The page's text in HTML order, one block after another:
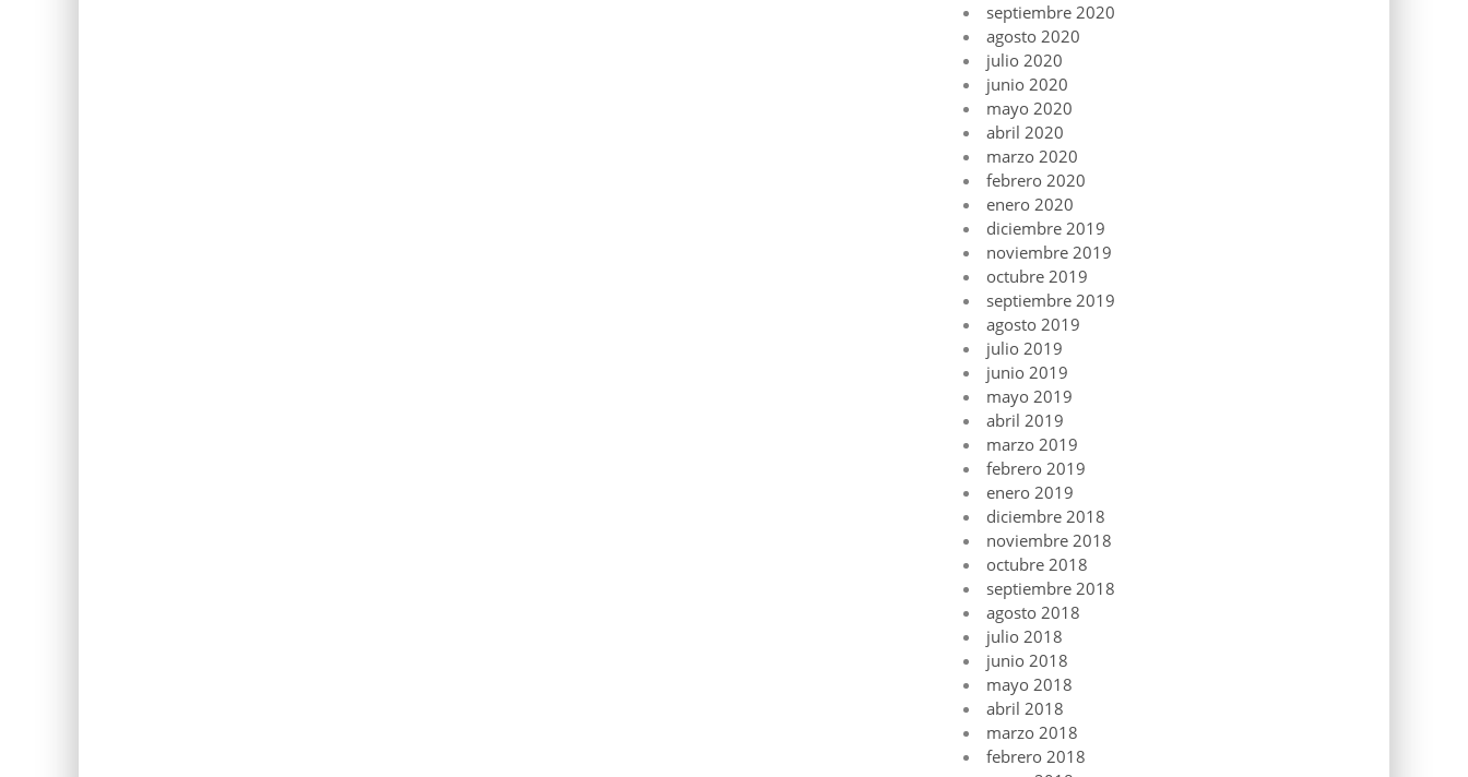
septiembre 2020
agosto 2020
julio 2020
junio 2020
mayo 2020
abril 2020
marzo 2020
febrero 2020
enero 2020
diciembre 2019
noviembre 2019
octubre 2019
septiembre 2019
agosto 2019
julio 2019
junio 2019
mayo 2019
abril 2019
marzo 2019
febrero 2019
enero 2019
diciembre 2018
noviembre 2018
octubre 2018
septiembre 2018
agosto 2018
julio 2018
junio 2018
mayo 2018
abril 2018
marzo 2018
febrero 2018